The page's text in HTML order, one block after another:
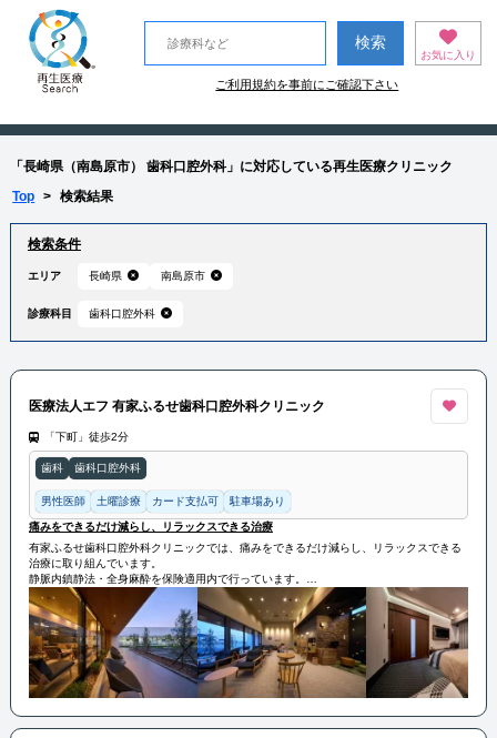
お気に入り
ご利用規約を事前にご確認下さい
「長崎県（南島原市） 歯科口腔外科」に対応している再生医療クリニック
Top > 検索結果
検索条件
エリア 長崎県 南島原市
診療科目 歯科口腔外科
医療法人エフ 有家ふるせ歯科口腔外科クリニック
「下町」徒歩2分
歯科 歯科口腔外科
男性医師 土曜診療 カード支払可 駐車場あり
痛みをできるだけ減らし、リラックスできる治療
有家ふるせ歯科口腔外科クリニックでは、痛みをできるだけ減らし、リラックスできる
治療に取り組んでいます。
静脈内鎮静法・全身麻酔を保険適用内で行っています。
患者様の負担が少しでも減る治療を提供いたします。